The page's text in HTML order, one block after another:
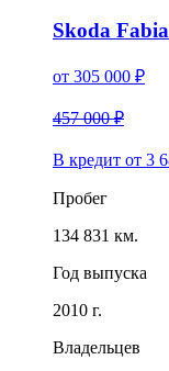
Skoda
от 305 000 ₽
457 000 ₽
В кредит от 3
Пробег
134 831 км.
Год выпуска
2010 г.
Владельцев